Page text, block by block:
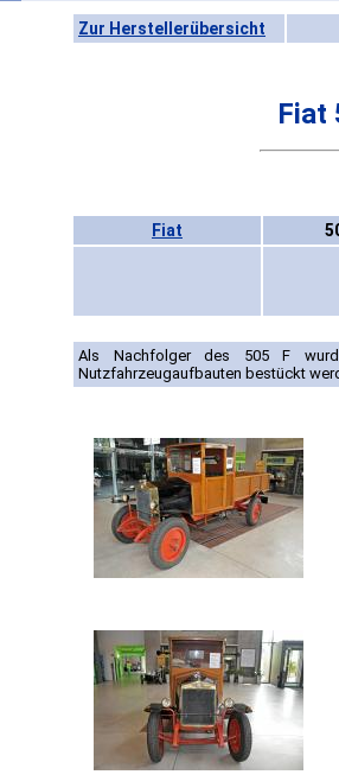
Zur Herstellerübersicht
Fiat
Fiat
Als Nachfolger des 505 F
Nutzfahrzeugaufbauten bestückt